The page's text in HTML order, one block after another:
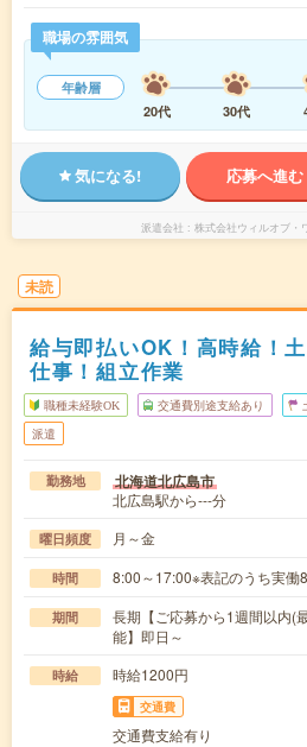
職場の雰囲気
年齢層
20代
30代
気になる! 応募へ進む
派遣会社 株式会社ウィルオブ
未読
給与即払いOK！高時給！
仕事！組立作業
職種未経験OK 交通費別途支給あり
派遣
勤務地 北海道北広島市
北広島駅から---分
曜日頻度 月～金
時間 8:00～17:00※表記のうち実働8
期間
長期【ご応募から1週間以内(
能】即日～
時給 時給1200円
交通費
交通費支給有り